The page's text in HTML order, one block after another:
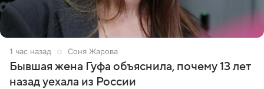
1 час назад Соня Жарова
Бывшая жена Гуфа объяснила, почему 13 лет
назад уехала из России